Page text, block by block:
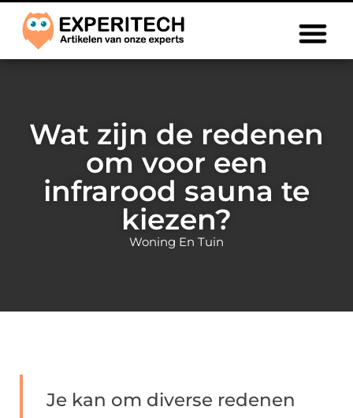
Wat zijn de redenen
om voor een
infrarood sauna te
kiezen?
Woning En Tuin
Je kan om diverse redenen